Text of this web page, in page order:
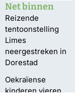
Net binnen
Reizende
tentoonstelling
Limes
neergestreken in
Dorestad
Oekraïense
kinderen vieren